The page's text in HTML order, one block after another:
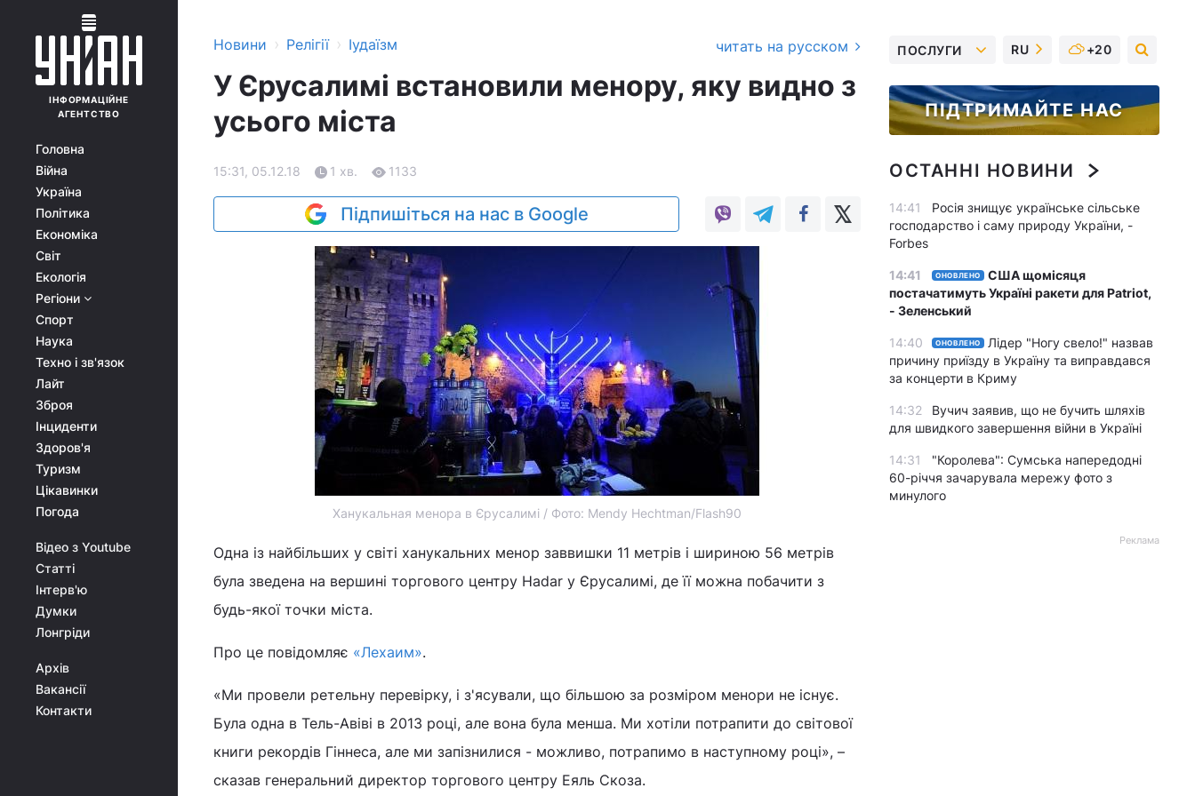
ІНФОРМАЦІЙНЕ
АГЕНТСТВО
Головна
Війна
Україна
Політика
Економіка
Світ
Екологія
Регіони
Спорт
Наука
Техно і зв'язок
Лайт
Зброя
Інциденти
Здоров'я
Туризм
Цікавинки
Погода
Відео з Youtube
Статті
Інтерв'ю
Думки
Лонгріди
Архів
Вакансії
Контакти
Новини › Релігії › Іудаїзм читать на русском
У Єрусалимі встановили менору, яку видно з
усього міста
15:31, 05.12.18 1 хв. 1133
Підпишіться на нас в Google
Ханукальная менора в Єрусалимі / Фото: Mendy Hechtman/Flash90
Одна із найбільших у світі ханукальних менор заввишки 11 метрів і шириною 56 метрів
була зведена на вершині торгового центру Hadar у Єрусалимі, де її можна побачити з
будь-якої точки міста.
Про це повідомляє «Лехаим».
«Ми провели ретельну перевірку, і з'ясували, що більшою за розміром менори не існує.
Була одна в Тель-Авіві в 2013 році, але вона була менша. Ми хотіли потрапити до світової
книги рекордів Гіннеса, але ми запізнилися - можливо, потрапимо в наступному році», –
сказав генеральний директор торгового центру Еяль Скоза.
ПОСЛУГИ RU +20
ПІДТРИМАЙТЕ НАС
ОСТАННІ НОВИНИ
14:41
Росія знищує українське сільське
господарство і саму природу України, -
Forbes
14:41 ОНОВЛЕНО
США щомісяця
постачатимуть Україні ракети для Patriot,
- Зеленський
14:40 ОНОВЛЕНО
Лідер "Ногу свело!" назвав
причину приїзду в Україну та виправдався
за концерти в Криму
14:32
Вучич заявив, що не бучить шляхів
для швидкого завершення війни в Україні
14:31
"Королева": Сумська напередодні
60-річчя зачарувала мережу фото з
минулого
Реклама